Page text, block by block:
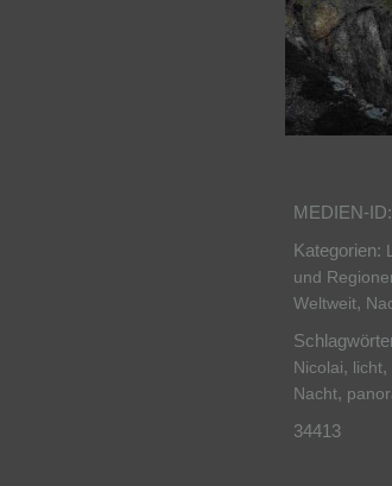
MEDIEN-ID:
Kategorien:
und
Weltweit,
Nicolai, licht,
Nacht,
34413